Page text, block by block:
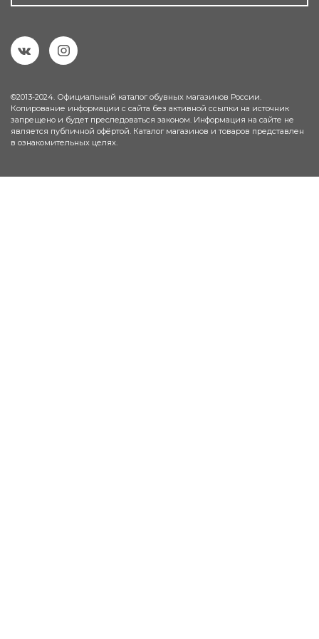
©2013-2024. Официальный каталог обувных магазинов России.
Копирование информации с сайта без активной ссылки на источник
запрещено и будет преследоваться законом. Информация на сайте не
является публичной офёртой. Каталог магазинов и товаров представлен
в ознакомительных целях.